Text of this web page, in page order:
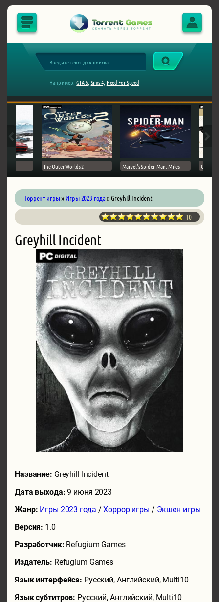
Например: GTA 5, Sims 4, Need For Speed
The Outer Worlds 2 Marvel's Spider-Man: Miles Ghost
Торрент игры» Игры 2023 года» Greyhill Incident
10
Greyhill Incident
Название: Greyhill Incident
Дата выхода:9 июня 2023
Жанр: Игры 2023 года /Хоррор игры / Экшен игры
Версия: 1.0
Разработчик: Refugium Games
Издатель: Refugium Games
Язык интерфейса: Русский, Английский, Multi10
Язык субтитров: Русский, Английский, Multi10